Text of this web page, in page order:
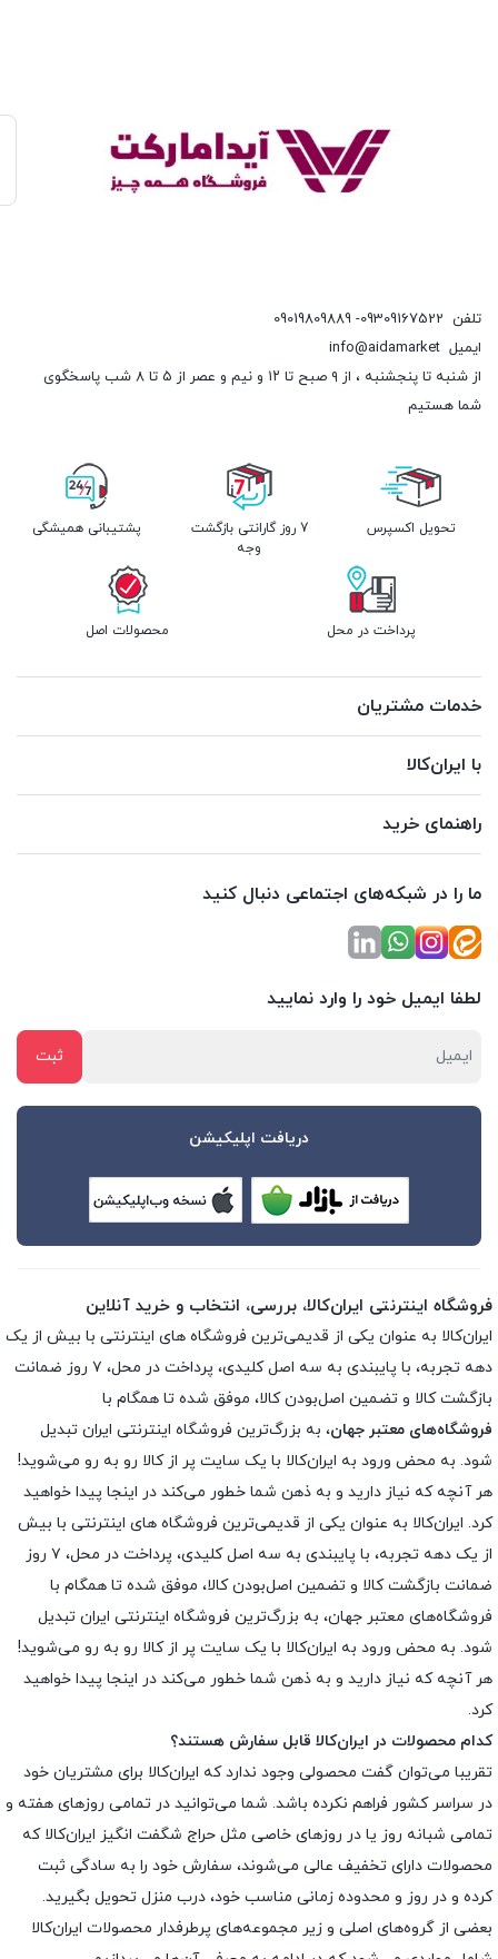
تلفن 09309167522- 09019809889
ایمیل info@aidamarket
از شنبه تا پنجشنبه ، از ۹ صبح تا ۱۲ و نیم و عصر از ۵ تا ۸ شب پاسخگوی
شما هستیم
تحویل اکسپرس
7 روز گارانتی بازگشت
وجه
پشتیبانی همیشگی
پرداخت در محل محصولات اصل
خدمات مشتریان
با ایران‌کالا
راهنمای خرید
ما را در شبکه‌های اجتماعی دنبال کنید
لطفا ایمیل خود را وارد نمایید
دریافت اپلیکیشن
فروشگاه اینترنتی ایران‌کالا، بررسی، انتخاب و خرید آنلاین
ایران‌کالا به عنوان یکی از قدیمی‌ترین فروشگاه های اینترنتی با بیش از یک
دهه تجربه، با پایبندی به سه اصل کلیدی، پرداخت در محل، ۷ روز ضمانت
بازگشت کالا و تضمین اصل‌بودن کالا، موفق شده تا همگام با
فروشگاه‌های معتبر جهان، به بزرگ‌ترین فروشگاه اینترنتی ایران تبدیل
شود. به محض ورود به ایران‌کالا با یک سایت پر از کالا رو به رو می‌شوید!
هر آنچه که نیاز دارید و به ذهن شما خطور می‌کند در اینجا پیدا خواهید
کرد. ایران‌کالا به عنوان یکی از قدیمی‌ترین فروشگاه های اینترنتی با بیش
از یک دهه تجربه، با پایبندی به سه اصل کلیدی، پرداخت در محل، ۷ روز
ضمانت بازگشت کالا و تضمین اصل‌بودن کالا، موفق شده تا همگام با
فروشگاه‌های معتبر جهان، به بزرگ‌ترین فروشگاه اینترنتی ایران تبدیل
شود. به محض ورود به ایران‌کالا با یک سایت پر از کالا رو به رو می‌شوید!
هر آنچه که نیاز دارید و به ذهن شما خطور می‌کند در اینجا پیدا خواهید
کرد.
کدام محصولات در ایران‌کالا قابل سفارش هستند؟
تقریبا می‌توان گفت محصولی وجود ندارد که ایران‌کالا برای مشتریان خود
در سراسر کشور فراهم نکرده باشد. شما می‌توانید در تمامی روزهای هفته و
تمامی شبانه روز یا در روزهای خاصی مثل حراج شگفت انگیز ایران‌کالا که
محصولات دارای تخفیف عالی می‌شوند، سفارش خود را به سادگی ثبت
کرده و در روز و محدوده زمانی مناسب خود، درب منزل تحویل بگیرید.
بعضی از گروه‌های اصلی و زیر مجموعه‌های پرطرفدار محصولات ایران‌کالا